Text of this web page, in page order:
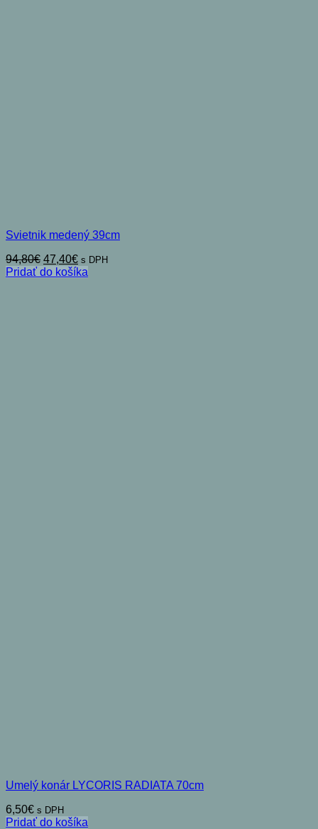
Svietnik medený 39cm
94,80€ Pôvodná
cena
47,40€Aktuálna
cena
s DPH
Pridať do košíka
Umelý konár LYCORIS RADIATA 70cm
6,50€ s DPH
Pridať do košíka